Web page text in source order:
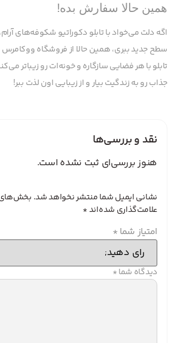
همین حالا سفارش بده!
اگه دلت می‌خواد با تابلو دکوراتیو شکوفه‌های
سطح جدید ببری، همین حالا از فروشگاه
تابلو با هر فضایی سازگاره و خونه‌ات رو زیباتر
جذاب رو به زندگیت بیار و از زیبایی اون لذت ببر!
نقد و بررسی‌ها
هنوز بررسی‌ای ثبت نشده است.
نشانی ایمیل شما منتشر نخواهد شد. بخش‌های
علامت‌گذاری شده‌اند*
امتیاز شما *
دیدگاه شما*